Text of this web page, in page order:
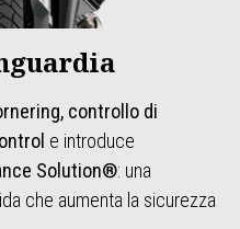
controllo di
e introduce
Solution®: una
che aumenta la sicurezza